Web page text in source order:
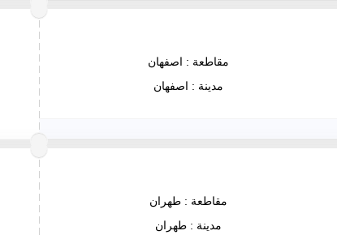
مقاطعة : اصفهان
مدينة : اصفهان
مقاطعة : طهران
مدينة : طهران